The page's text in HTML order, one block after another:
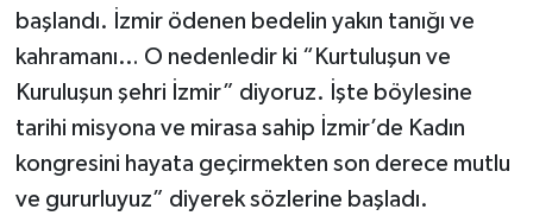
başlandı. İzmir ödenen bedelin yakın tanığı ve
kahramanı… O nedenledir ki “Kurtuluşun ve
Kuruluşun şehri İzmir” diyoruz. İşte böylesine
tarihi misyona ve mirasa sahip İzmir’de Kadın
kongresini hayata geçirmekten son derece mutlu
ve gururluyuz” diyerek sözlerine başladı.